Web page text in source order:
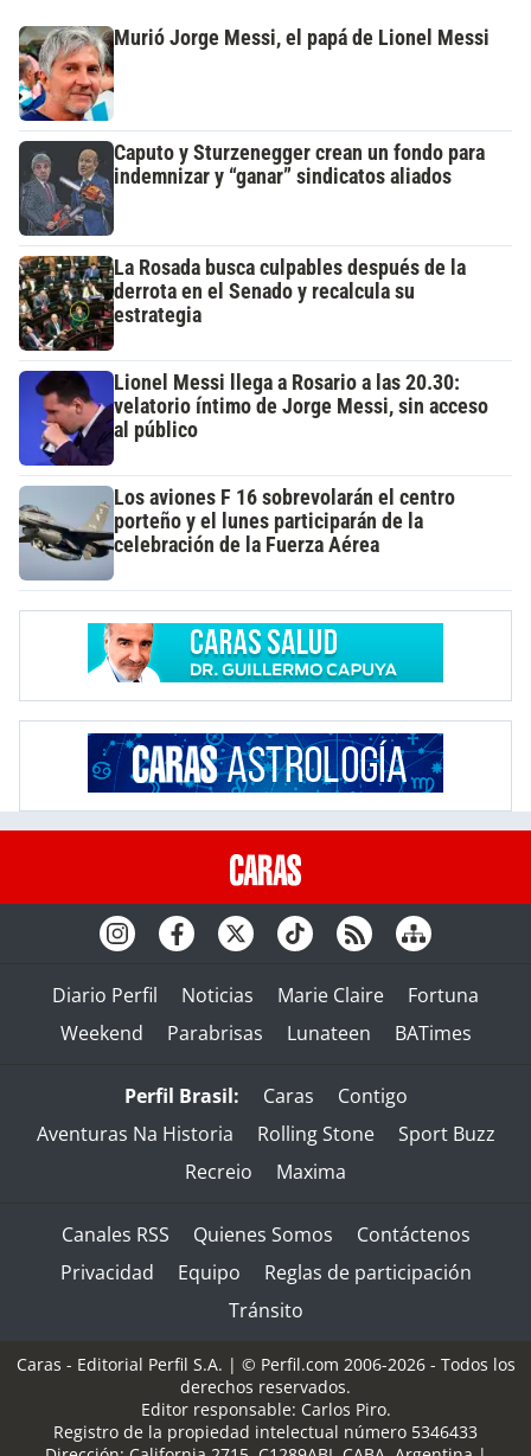
Murió Jorge Messi, el papá de Lionel Messi
Caputo y Sturzenegger crean un fondo para
indemnizar y “ganar” sindicatos aliados
La Rosada busca culpables después de la
derrota en el Senado y recalcula su
estrategia
Lionel Messi llega a Rosario a las 20.30:
velatorio íntimo de Jorge Messi, sin acceso
al público
Los aviones F 16 sobrevolarán el centro
porteño y el lunes participarán de la
celebración de la Fuerza Aérea
Diario Perfil Noticias Marie Claire
Fortuna
Weekend
Parabrisas Lunateen BATimes
Perfil Brasil: Caras
Contigo
Aventuras Na Historia
Rolling Stone
Sport Buzz
Recreio
Maxima
Canales RSS Quienes Somos
Contáctenos
Privacidad
Equipo
Reglas de participación
Tránsito
Caras - Editorial Perfil S.A. | © Perfil.com 2006-2026 - Todos los
derechos reservados.
Editor responsable: Carlos Piro.
Registro de la propiedad intelectual número 5346433